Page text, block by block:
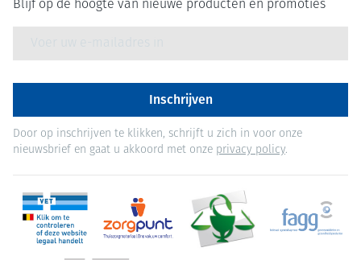
Blijf op de hoogte van nieuwe producten en promoties
Inschrijven
Door op inschrijven te klikken, schrijft u zich in voor onze
nieuwsbrief en gaat u akkoord met onze privacy policy.